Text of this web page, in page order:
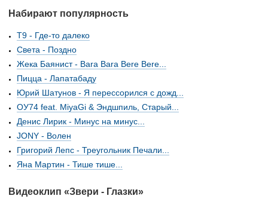
Набирают популярность
Т9 - Где-то далеко
Света - Поздно
Жека Баянист - Bara Bara Bere Bere...
Пицца - Лапатабаду
Юрий Шатунов - Я перессорился с дожд...
ОУ74 feat. MiyaGi & Эндшпиль, Старый...
Денис Лирик - Минус на минус...
JONY - Волен
Григорий Лепс - Треугольник Печали...
Яна Мартин - Тише тише...
Видеоклип «Звери - Глазки»